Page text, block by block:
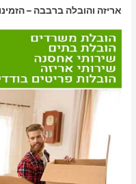
אריזה והובלה ברבבה –